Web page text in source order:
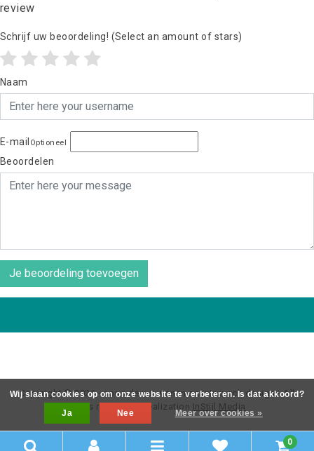
review
Schrijf uw beoordeling! (Select an amount of stars)
Naam
E-mail Optioneel
Beoordelen
Je beoordeling toevoegen
Copyright © 2026 - coos de wit wonen scaninavsch design - All
rights reserved - Realization InStijl Media
0
Wij slaan cookies op om onze website te verbeteren. Is dat akkoord?
Ja
Nee Meer over cookies »